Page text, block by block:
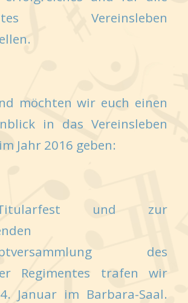
Vereinsleben
möchten wir euch einen
in das Vereinsleben
Jahr 2016 geben:
und zur
des
Regimentes trafen wir
Januar im Barbara-Saal.